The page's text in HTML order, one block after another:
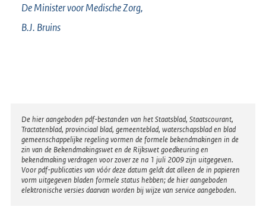
De Minister voor Medische Zorg,
B.J. Bruins
Disclaimer
De hier aangeboden pdf-bestanden van het Staatsblad, Staatscourant,
Tractatenblad, provinciaal blad, gemeenteblad, waterschapsblad en blad
gemeenschappelijke regeling vormen de formele bekendmakingen in de
zin van de Bekendmakingswet en de Rijkswet goedkeuring en
bekendmaking verdragen voor zover ze na 1 juli 2009 zijn uitgegeven.
Voor pdf-publicaties van vóór deze datum geldt dat alleen de in papieren
vorm uitgegeven bladen formele status hebben; de hier aangeboden
elektronische versies daarvan worden bij wijze van service aangeboden.